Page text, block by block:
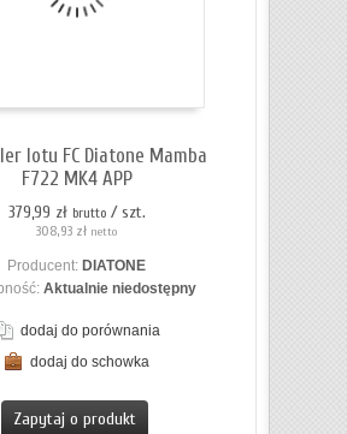
lotu FC Diatone Mamba
F722 MK4 APP
379,99 zł brutto / szt.
308,93 zł netto
Producent: DIATONE
Aktualnie niedostępny
dodaj do porównania
dodaj do schowka
Zapytaj o produkt